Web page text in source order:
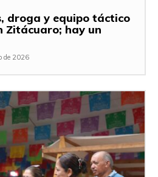
droga y equipo táctico
Zitácuaro; hay un
de 2026